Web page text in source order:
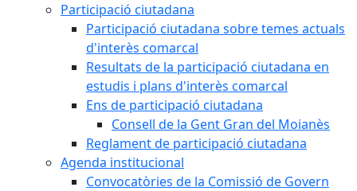
Participació ciutadana
Participació ciutadana sobre temes actuals
d'interès comarcal
Resultats de la participació ciutadana en
estudis i plans d'interès comarcal
Ens de participació ciutadana
Consell de la Gent Gran del Moianès
Reglament de participació ciutadana
Agenda institucional
Convocatòries de la Comissió de Govern